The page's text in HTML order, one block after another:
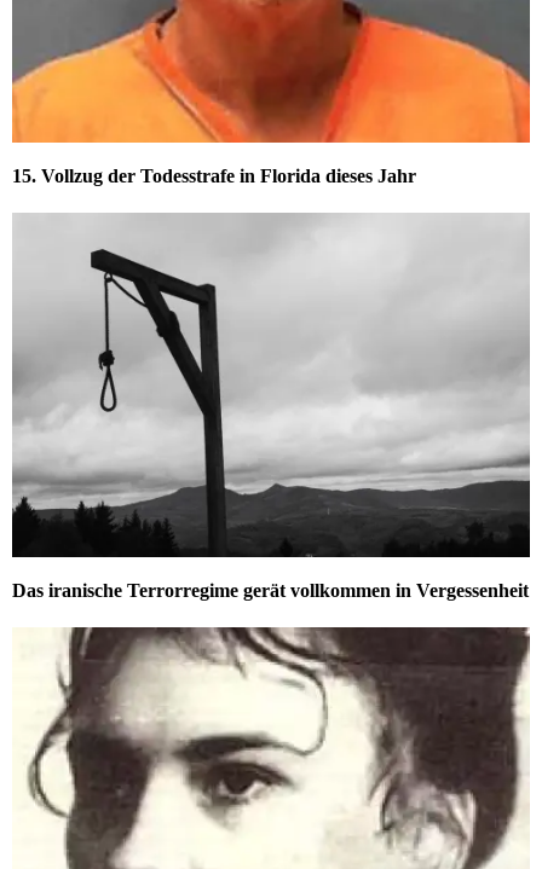
15. Vollzug der Todesstrafe in Florida dieses Jahr
Das iranische Terrorregime gerät vollkommen in Vergessenheit